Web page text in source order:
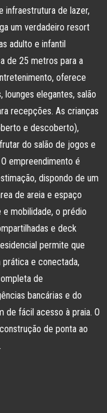
infraestrutura de lazer,
um verdadeiro resort
adulto e infantil
de 25 metros para a
oferece
lounges elegantes, salão
recepções. As crianças
e descoberto),
do salão de jogos e
empreendimento é
dispondo de um
de areia e espaço
e mobilidade, o prédio
e deck
permite que
e conectada,
de
bancárias e do
de fácil acesso à praia. O
de ponta ao